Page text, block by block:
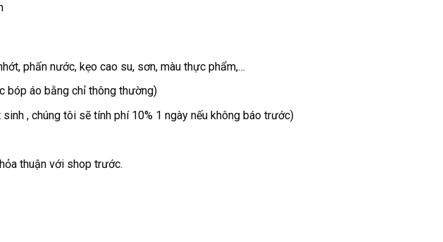
phấn nước, kẹo cao su, sơn, màu thực phẩm,…
bóp áo bằng chỉ thông thường)
, chúng tôi sẽ tính phí 10% 1 ngày nếu không báo trước)
thuận với shop trước.